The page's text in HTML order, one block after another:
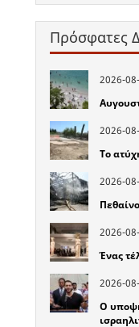
Πρόσφατες
2026-
2026-
Το
2026-
2026-
Ένας
2026-
Ο